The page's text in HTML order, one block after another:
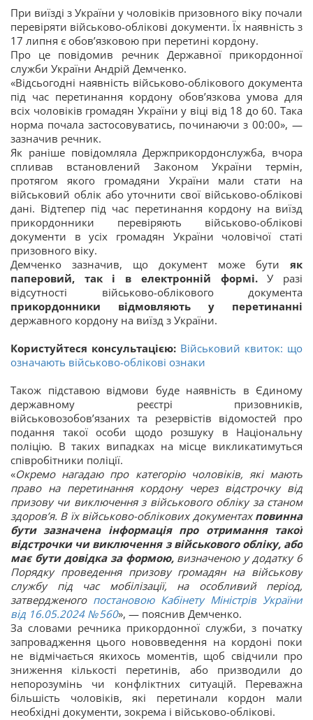
При виїзді з України у чоловіків призовного віку почали
перевіряти військово-облікові документи. Їх наявність з
17 липня є обов’язковою при перетині кордону.
Про це повідомив речник Державної прикордонної
служби України Андрій Демченко.
«Відсьогодні наявність військово-облікового документа
під час перетинання кордону обов’язкова умова для
всіх чоловіків громадян України у віці від 18 до 60. Така
норма почала застосовуватись, починаючи з 00:00», —
зазначив речник.
Як раніше повідомляла Держприкордонслужба, вчора
спливав встановлений Законом України термін,
протягом якого громадяни України мали стати на
військовий облік або уточнити свої військово-облікові
дані. Відтепер під час перетинання кордону на виїзд
прикордонники перевіряють військово-облікові
документи в усіх громадян України чоловічої статі
призовного віку.
Демченко зазначив, що документ може бути як
паперовий, так і в електронній формі.У разі
відсутності військово-облікового документа
прикордонники відмовляють у перетинанні
державного кордону на виїзд з України.
Користуйтеся консультацією: Військовий квиток: що
означають військово-облікові ознаки
Також підставою відмови буде наявність в Єдиному
державному реєстрі призовників,
військовозобов’язаних та резервістів відомостей про
подання такої особи щодо розшуку в Національну
поліцію. В таких випадках на місце викликатимуться
співробітники поліції.
«Окремо нагадаю про категорію чоловіків, які мають
право на перетинання кордону через відстрочку від
призову чи виключення з військового обліку за станом
здоров’я. В їх військово-облікових документахповинна
бути зазначена інформація про отримання такої
відстрочки чи виключення з військового обліку, або
має бути довідка за формою,визначеною у додатку 6
Порядку проведення призову громадян на військову
службу під час мобілізації, на особливий період,
затвердженого постановою Кабінету Міністрів України
від 16.05.2024 № 560», — пояснив Демченко.
За словами речника прикордонної служби, з початку
запровадження цього нововведення на кордоні поки
не відмічається якихось моментів, щоб свідчили про
зниження кількості перетинів, або призводили до
непорозумінь чи конфліктних ситуацій. Переважна
більшість чоловіків, які перетинали кордон мали
необхідні документи, зокрема і військово-облікові.